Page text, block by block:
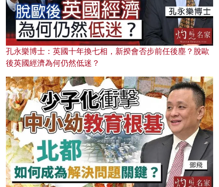
孔永樂博士：英國十年換七相，新揆會否步前任後塵？脫歐
後英國經濟為何仍然低迷？